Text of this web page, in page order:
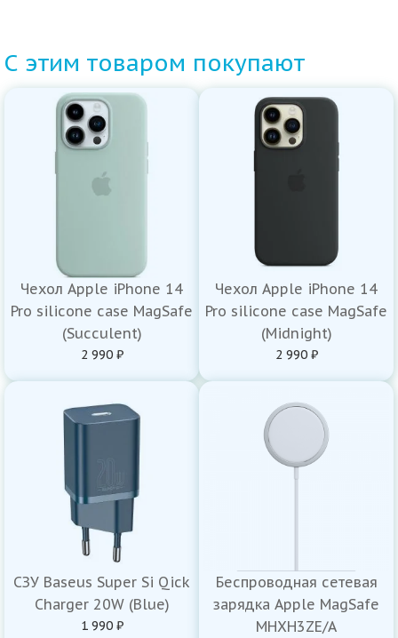
С этим товаром покупают
Чехол Apple iPhone 14
Pro silicone case MagSafe
(Succulent)
2 990 ₽
Чехол Apple iPhone 14
Pro silicone case MagSafe
(Midnight)
2 990 ₽
СЗУ Baseus Super Si Qick
Charger 20W (Blue)
1 990 ₽
Беспроводная сетевая
зарядка Apple MagSafe
MHXH3ZE/A